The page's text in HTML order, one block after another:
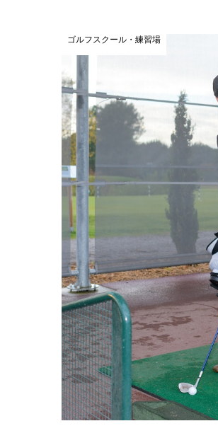
ゴルフスクール・練習場